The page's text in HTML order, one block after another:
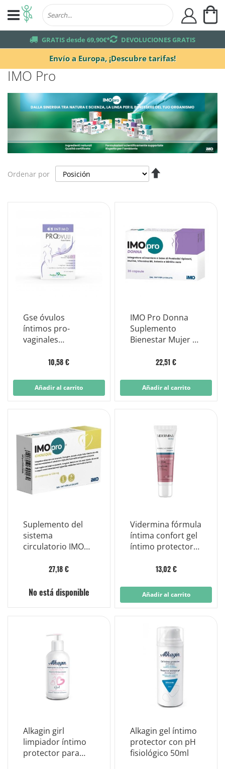
Envío a Europa, ¡Descubre tarifas!
truck GRATIS desde 69,90€*returns DEVOLUCIONES GRATIS
user
IMO Pro
Ordenar por
Gse óvulos
íntimos pro-
vaginales
10,58 €
Añadir al carrito
IMO Pro Donna
Suplemento
Bienestar Mujer 30
22,51 €
Añadir al carrito
Suplemento del
sistema
circulatorio IMO
comprimidos
27,18 €
No está disponible
Vidermina fórmula
íntima confort gel
íntimo protector
13,02 €
Añadir al carrito
Alkagin girl
limpiador íntimo
protector para
Alkagin gel íntimo
protector con pH
fisiológico 50ml